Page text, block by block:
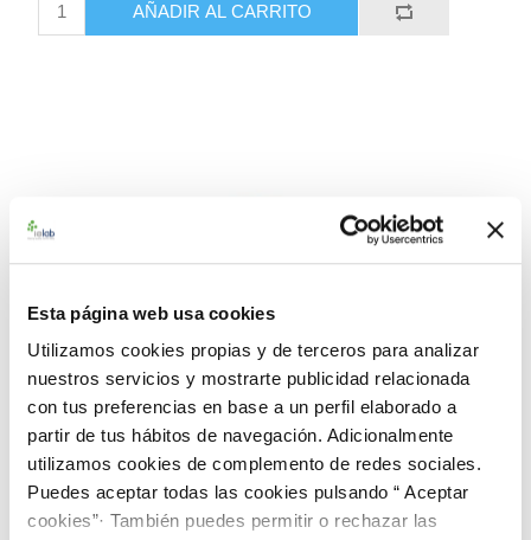
Esta página web usa cookies
Utilizamos cookies propias y de terceros para analizar
nuestros servicios y mostrarte publicidad relacionada
con tus preferencias en base a un perfil elaborado a
partir de tus hábitos de navegación. Adicionalmente
utilizamos cookies de complemento de redes sociales.
Puedes aceptar todas las cookies pulsando “ Aceptar
cookies”· También puedes permitir o rechazar las
AÑADIR AL CARRITO